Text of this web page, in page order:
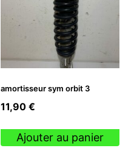
amortisseur sym orbit 3
11,90 €
Ajouter au panier